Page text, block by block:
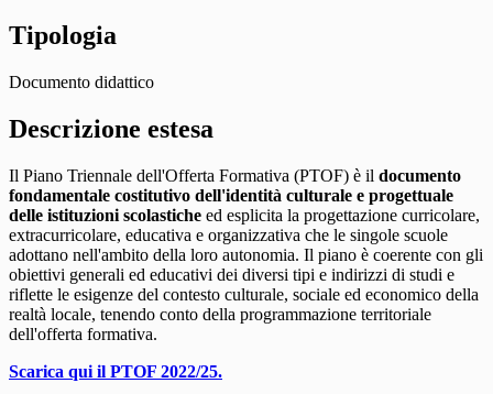
Tipologia
Documento didattico
Descrizione estesa
Il Piano Triennale dell'Offerta Formativa (PTOF) è il documento
fondamentale costitutivo dell'identità culturale e progettuale
delle istituzioni scolastiche ed esplicita la progettazione curricolare,
extracurricolare, educativa e organizzativa che le singole scuole
adottano nell'ambito della loro autonomia. Il piano è coerente con gli
obiettivi generali ed educativi dei diversi tipi e indirizzi di studi e
riflette le esigenze del contesto culturale, sociale ed economico della
realtà locale, tenendo conto della programmazione territoriale
dell'offerta formativa.
Scarica qui il PTOF 2022/25.